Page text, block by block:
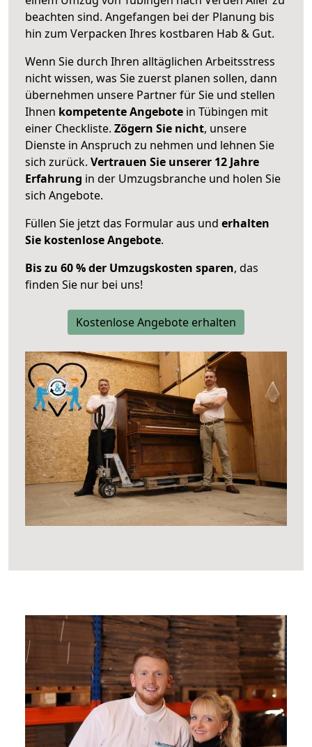
beachten sind. Angefangen bei der Planung bis
hin zum Verpacken Ihres kostbaren Hab & Gut.
Wenn Sie durch Ihren alltäglichen Arbeitsstress
nicht wissen, was Sie zuerst planen sollen, dann
übernehmen unsere Partner für Sie und stellen
Ihnen kompetente Angebote in Tübingen mit
einer Checkliste. Zögern Sie nicht, unsere
Dienste in Anspruch zu nehmen und lehnen Sie
sich zurück. Vertrauen Sie unserer 12 Jahre
Erfahrung in der Umzugsbranche und holen Sie
sich Angebote.
Füllen Sie jetzt das Formular aus und erhalten
Sie kostenlose Angebote.
Bis zu 60 % der Umzugskosten sparen, das
finden Sie nur bei uns!
Kostenlose Angebote erhalten